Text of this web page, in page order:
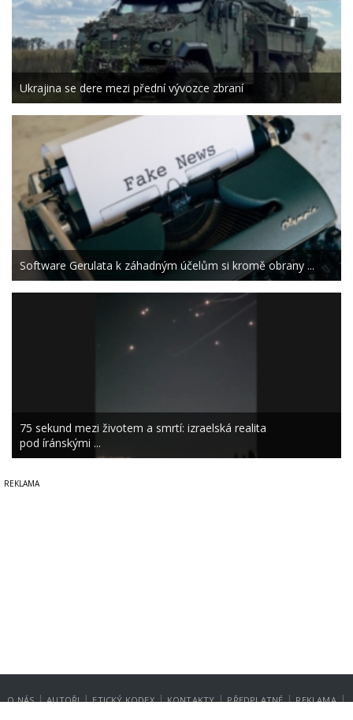
Ukrajina se dere mezi přední vývozce zbraní
Software Gerulata k záhadným účelům si kromě obrany ...
75 sekund mezi životem a smrtí: izraelská realita
pod íránskými ...
O NÁS | AUTOŘI | ETICKÝ KODEX | KONTAKTY | PŘEDPLATNÉ | REKLAMA |